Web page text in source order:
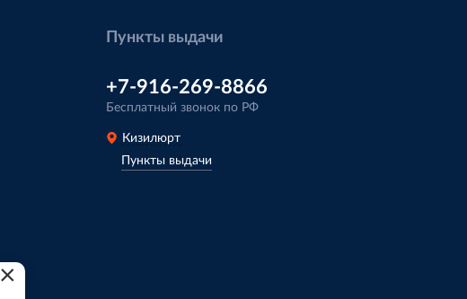
Пункты выдачи
+7-916-269-8866
Бесплатный звонок по РФ
Кизилюрт
Пункты выдачи
×